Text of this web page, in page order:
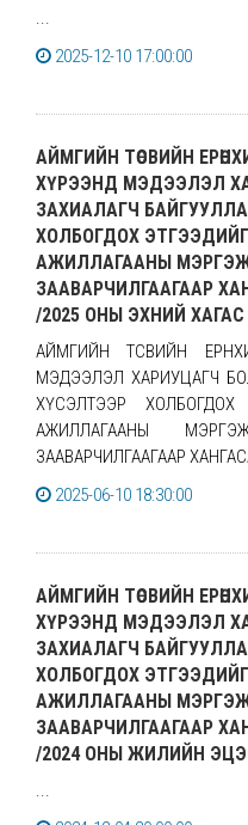
...
2025-12-10 17:00:00
АЙМГИЙН ТӨСВИЙН
ХҮРЭЭНД МЭДЭЭЛЭЛ
ЗАХИАЛАГЧ
ХОЛБОГДОХ
АЖИЛЛАГААНЫ МЭРГЭЖИЛ
ЗААВАРЧИЛГААГААР
/2025 ОНЫ ЭХНИЙ
АЙМГИЙН ТӨСВИЙН
МЭДЭЭЛЭЛ ХАРИУЦАГЧ
ХҮСЭЛТЭЭР
АЖИЛЛАГААНЫ
ЗААВАРЧИЛГААГААР
2025-06-10 18:30:00
АЙМГИЙН ТӨСВИЙН
ХҮРЭЭНД МЭДЭЭЛЭЛ
ЗАХИАЛАГЧ
ХОЛБОГДОХ
АЖИЛЛАГААНЫ МЭРГЭЖИЛ
ЗААВАРЧИЛГААГААР
/2024 ОНЫ ЖИЛИЙН
...